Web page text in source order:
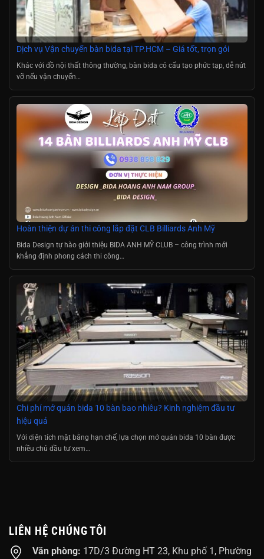
Dịch vụ Vận chuyển bàn bida tại TP.HCM – Giá tốt, trọn gói
Khác với đồ nội thất thông thường, bàn bida có cấu tạo phức tạp, dễ nứt
vỡ nếu vận chuyển…
Hoàn thiện dự án thi công lắp đặt CLB Billiards Anh Mỹ
Bida Design tự hào giới thiệu BIDA ANH MỸ CLUB – công trình mới
khẳng định phong cách thi công…
Chi phí mở quán bida 10 bàn bao nhiêu? Kinh nghiệm đầu tư
hiệu quả
Với diện tích mặt bằng hạn chế, lựa chọn mở quán bida 10 bàn được
nhiều chủ đầu tư xem…
LIÊN HỆ CHÚNG TÔI
Văn phòng: 17D/3 Đường HT 23, Khu phố 1, Phường